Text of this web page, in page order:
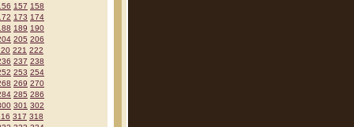
157 158
173 174
189 190
205 206
221 222
237 238
253 254
269 270
285 286
301 302
317 318